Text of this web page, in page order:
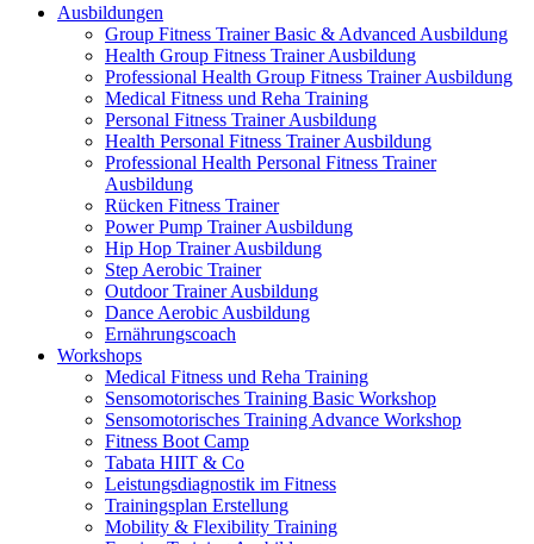
Ausbildungen
Group Fitness Trainer Basic & Advanced Ausbildung
Health Group Fitness Trainer Ausbildung
Professional Health Group Fitness Trainer Ausbildung
Medical Fitness und Reha Training
Personal Fitness Trainer Ausbildung
Health Personal Fitness Trainer Ausbildung
Professional Health Personal Fitness Trainer
Ausbildung
Rücken Fitness Trainer
Power Pump Trainer Ausbildung
Hip Hop Trainer Ausbildung
Step Aerobic Trainer
Outdoor Trainer Ausbildung
Dance Aerobic Ausbildung
Ernährungscoach
Workshops
Medical Fitness und Reha Training
Sensomotorisches Training Basic Workshop
Sensomotorisches Training Advance Workshop
Fitness Boot Camp
Tabata HIIT & Co
Leistungsdiagnostik im Fitness
Trainingsplan Erstellung
Mobility & Flexibility Training